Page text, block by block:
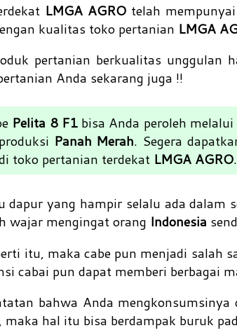
LMGA AGRO telah
kualitas toko pertanian LMGA
pertanian berkualitas unggulan
Anda sekarang juga !!
Pelita 8 F1bisa Anda peroleh melalui
Panah Merah. Segera
toko pertanian terdekat LMGA AGRO.
dapur yang hampir selalu ada dalam
wajar mengingat orang Indonesia
itu, maka cabe pun menjadi salah
cabai pun dapat memberi berbagai
bahwa Anda
maka hal itu bisa berdampak buruk